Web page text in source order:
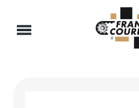
Panneau de gestion des cookies